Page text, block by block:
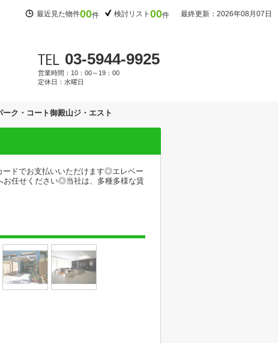
最近見た物件00件 検討リスト 00件 最終更新：2026年08月07日
03-5944-9925
営業時間：10：00～19：00
定休日：水曜日
ーク・コート御殿山ジ・エスト
ドでお支払いいただけます◎エレベー
任せください◎当社は、多種多様な賃